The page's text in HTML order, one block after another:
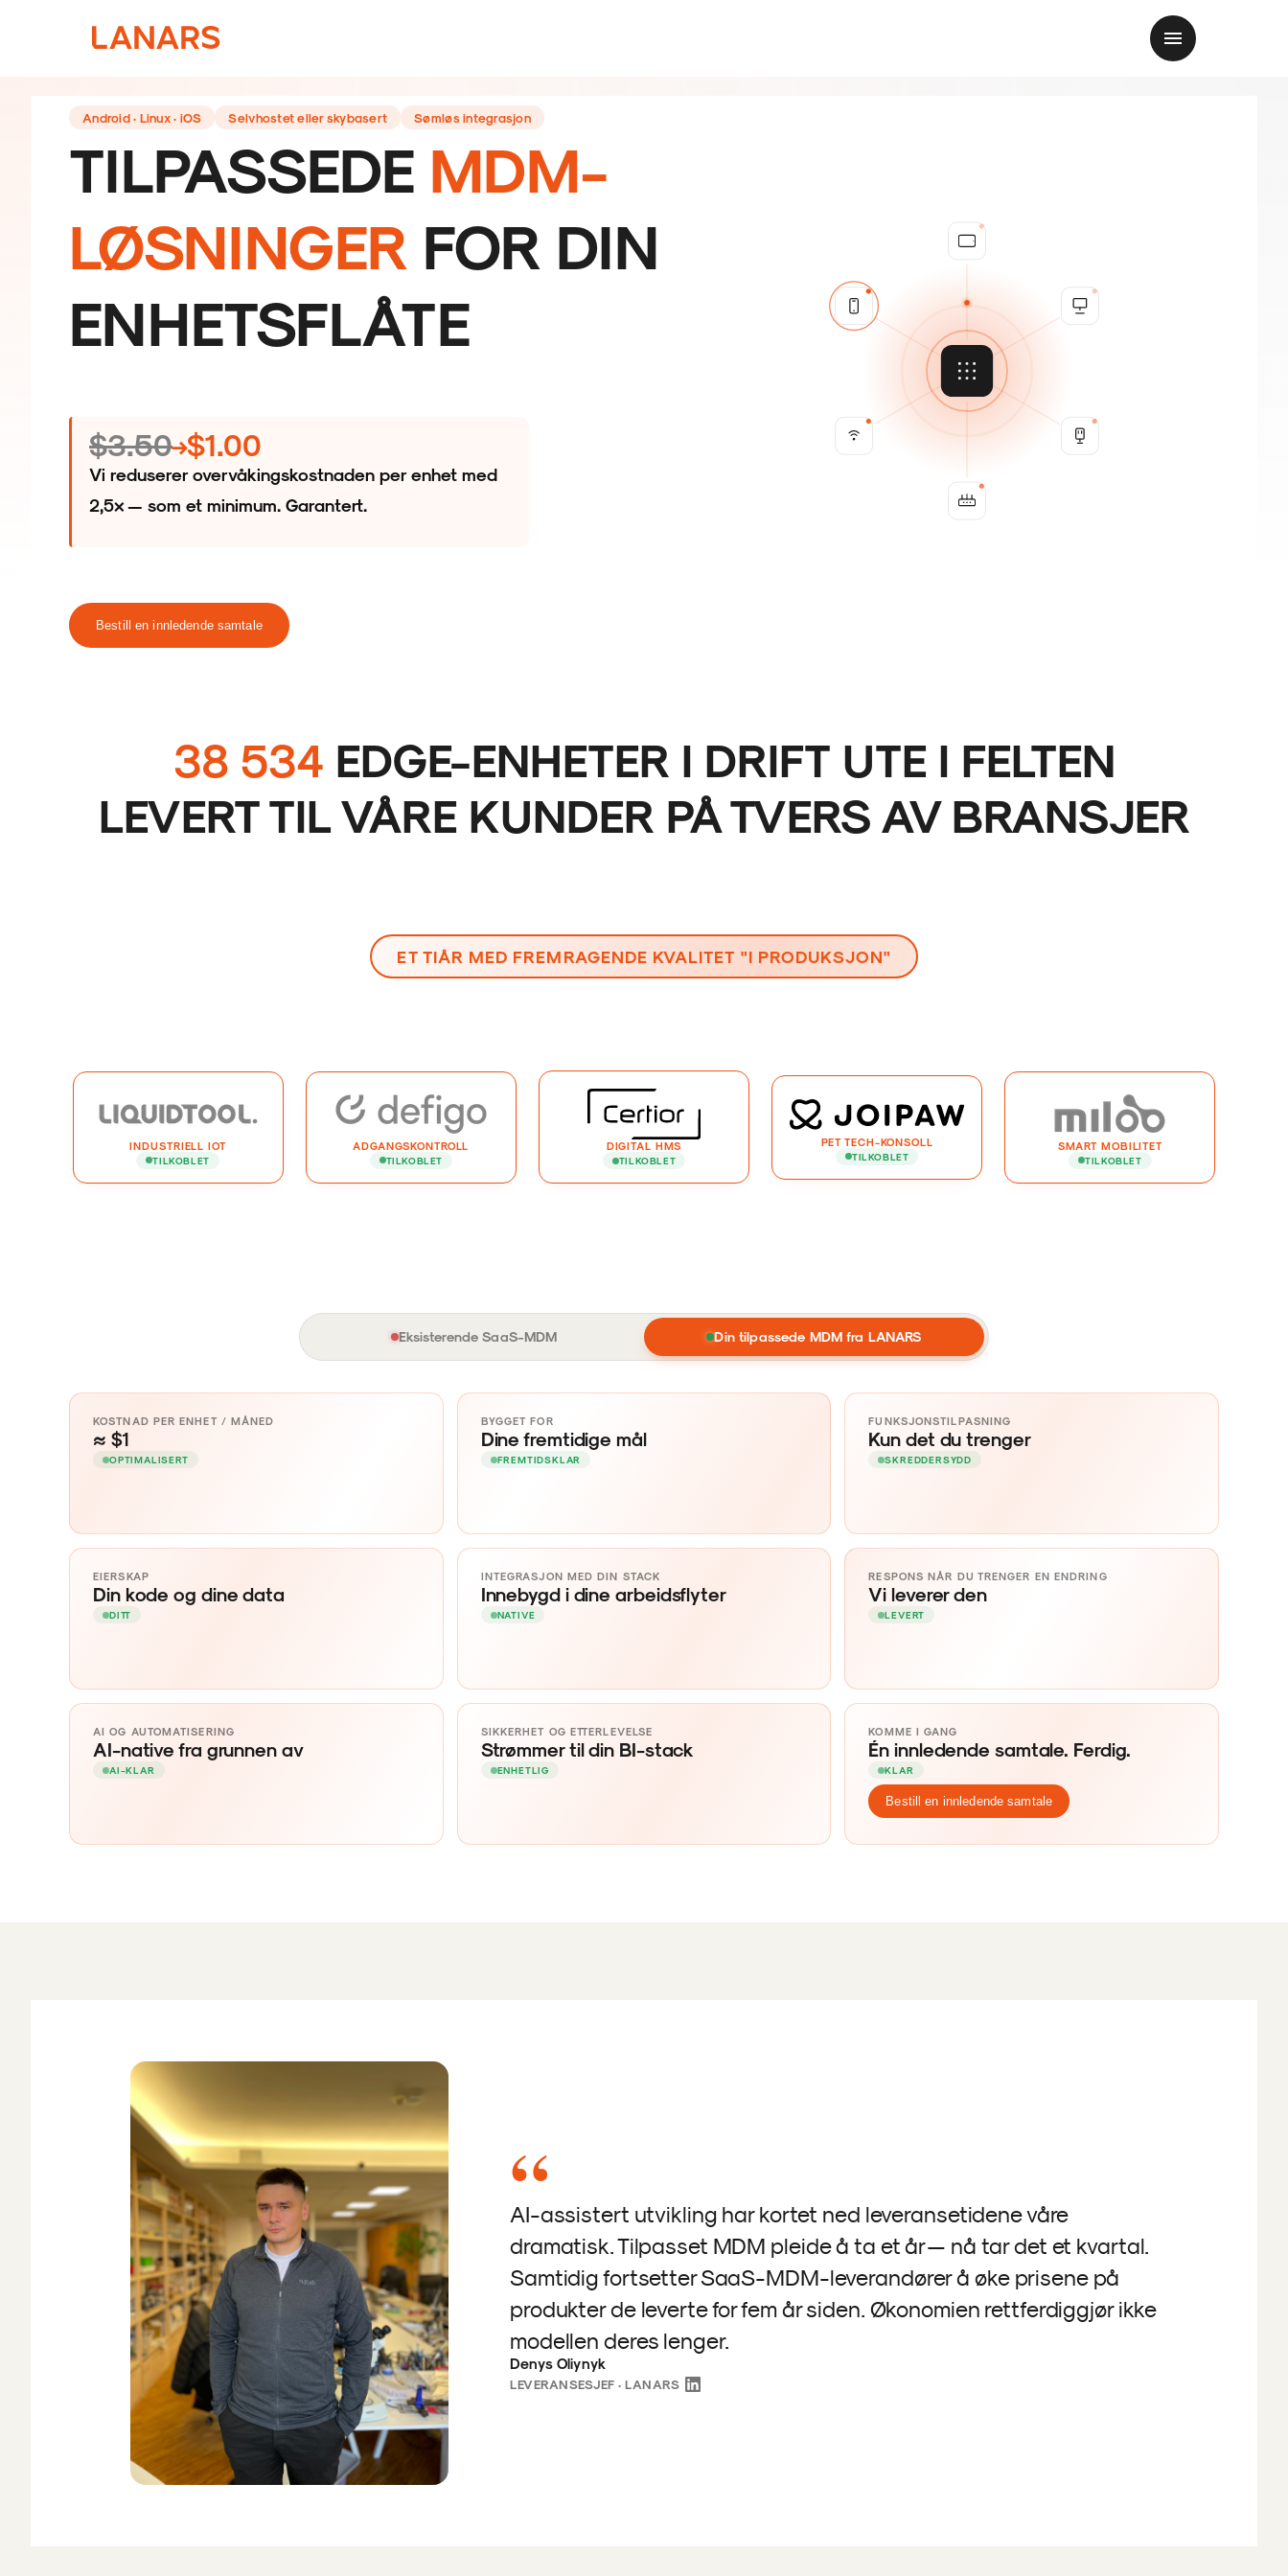
Android · Linux · iOS Selvhostet eller skybasert Sømløs integrasjon
TILPASSEDE MDM-
LØSNINGER FOR DIN
ENHETSFLÅTE
$3.50→$1.00
Vi reduserer overvåkingskostnaden per enhet med
2,5× — som et minimum. Garantert.
Bestill en innledende samtale
38 534 EDGE-ENHETER I DRIFT UTE I FELTEN
LEVERT TIL VÅRE KUNDER PÅ TVERS AV BRANSJER
ET TIÅR MED FREMRAGENDE KVALITET "I PRODUKSJON"
INDUSTRIELL IOT
TILKOBLET
ADGANGSKONTROLL
TILKOBLET
DIGITAL HMS
TILKOBLET
PET TECH-KONSOLL
TILKOBLET
SMART MOBILITET
TILKOBLET
HYLLEVARE-MDM VS. TILPASSET MDM — DEN ÆRLIGE
Eksisterende SaaS-MDM Din tilpassede MDM fra LANARS
KOSTNAD PER ENHET / MÅNED
≈ $1
OPTIMALISERT
BYGGET FOR
Dine fremtidige mål
FREMTIDSKLAR
FUNKSJONSTILPASNING
Kun det du trenger
SKREDDERSYDD
EIERSKAP
Din kode og dine data
DITT
INTEGRASJON MED DIN STACK
Innebygd i dine arbeidsflyter
NATIVE
RESPONS NÅR DU TRENGER EN ENDRING
Vi leverer den
LEVERT
AI OG AUTOMATISERING
AI-native fra grunnen av
AI-KLAR
SIKKERHET OG ETTERLEVELSE
Strømmer til din BI-stack
ENHETLIG
KOMME I GANG
Én innledende samtale. Ferdig.
KLAR
Bestill en innledende samtale
“
AI-assistert utvikling har kortet ned leveransetidene våre
dramatisk. Tilpasset MDM pleide å ta et år — nå tar det et kvartal.
Samtidig fortsetter SaaS-MDM-leverandører å øke prisene på
produkter de leverte for fem år siden. Økonomien rettferdiggjør ikke
modellen deres lenger.
Denys Oliynyk
LEVERANSESJEF · LANARS